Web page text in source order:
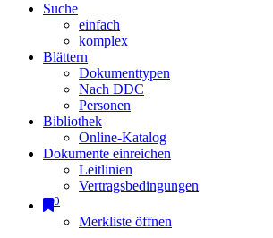
Suche
einfach
komplex
Blättern
Dokumenttypen
Nach DDC
Personen
Bibliothek
Online-Katalog
Dokumente einreichen
Leitlinien
Vertragsbedingungen
0
Merkliste öffnen